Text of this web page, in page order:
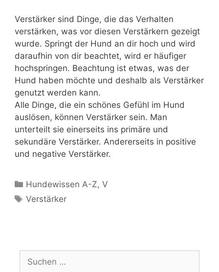
Verstärker sind Dinge, die das Verhalten
verstärken, was vor diesen Verstärkern gezeigt
wurde. Springt der Hund an dir hoch und wird
daraufhin von dir beachtet, wird er häufiger
hochspringen. Beachtung ist etwas, was der
Hund haben möchte und deshalb als Verstärker
genutzt werden kann.
Alle Dinge, die ein schönes Gefühl im Hund
auslösen, können Verstärker sein. Man
unterteilt sie einerseits ins primäre und
sekundäre Verstärker. Andererseits in positive
und negative Verstärker.
Hundewissen A-Z,V
Verstärker